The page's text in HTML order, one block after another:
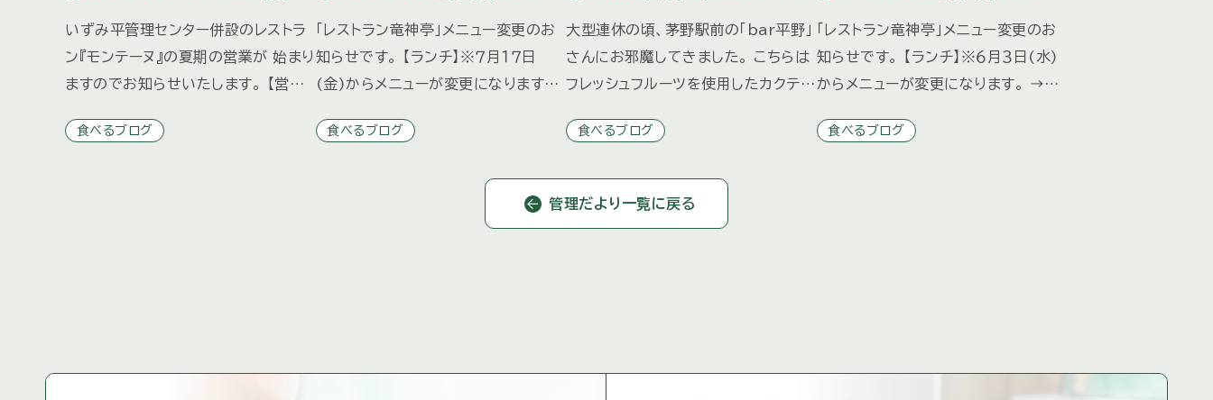
いずみ平管理センター併設のレストラ
ン『モンテーヌ』の夏期の営業が 始まり
ますのでお知らせいたします。 【営業
※水曜定休 8月12日（水）は営業
食べるブログ
「レストラン竜神亭」メニュー変更のお
知らせです。 【ランチ】※７月１７日
(金)からメニューが変更になります。
ナー】※７月１７日(金)からメニューが
食べるブログ
大型連休の頃、茅野駅前の「bar平野」
さんにお邪魔してきました。 こちらは
フレッシュフルーツを使用したカクテル
く、 昨年は「三井の森だより」秋冬号で
食べるブログ
「レストラン竜神亭」メニュー変更のお
知らせです。 【ランチ】※６月３日(水)
からメニューが変更になります。 →ラ
※６月３日(水)からメニューが変更に
食べるブログ
管理だより一覧に戻る